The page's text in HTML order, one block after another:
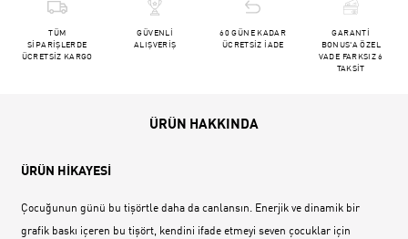
TÜM
SİPARİŞLERDE
ÜCRETSİZ KARGO
GÜVENLİ
ALIŞVERİŞ
60 GÜNE KADAR
ÜCRETSİZ İADE
GARANTİ
BONUS'A ÖZEL
VADE FARKSIZ 6
TAKSİT
ÜRÜN HAKKINDA
ÜRÜN HİKAYESİ
Çocuğunun günü bu tişörtle daha da canlansın. Enerjik ve dinamik bir
grafik baskı içeren bu tişört, kendini ifade etmeyi seven çocuklar için